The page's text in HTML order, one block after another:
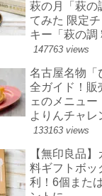
萩の月「萩の
てみた 限定
キー「萩の調
時間・カロリ
147763 views
名古屋名物「
全ガイド！販
ェのメニュ
よりんチャレ
133163 views
【無印良品
料ギフトボッ
利！6個また